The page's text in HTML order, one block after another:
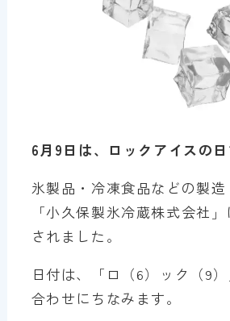
6月9日は、ロックアイスの日
氷製品・冷凍食品などの製造
「小久保製氷冷蔵株式会社
されました。
日付は、「ロ（6）ック（9
合わせにちなみます。